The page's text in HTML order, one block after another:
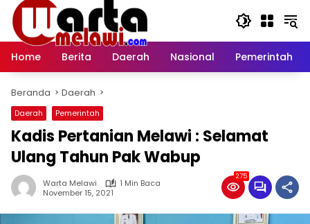
Langsung
konten
Home
Berita Daerah Nasional Pemerintah
Beranda Daerah
Daerah Pemerintah
Kadis Pertanian Melawi : Selamat
Ulang Tahun Pak Wabup
Warta Melawi
1 Min Baca
November 15, 2021
275